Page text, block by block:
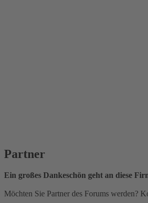
Partner
Ein großes Dankeschön geht an diese
Möchten Sie Partner des Forums werden?